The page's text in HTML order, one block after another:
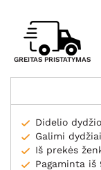
GREITAS PRISTATYMAS
Didelio
Galimi
Iš prekės
Pagaminta iš